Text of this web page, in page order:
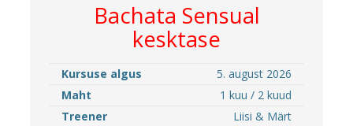
Bachata Sensual
kesktase
Kursuse algus
5. august 2026
Maht
1 kuu / 2 kuud
Treener
Liisi & Märt